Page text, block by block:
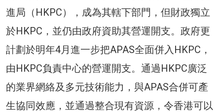
進局（HKPC），成為其轄下部門，但財政獨立
於HKPC，並仍由政府資助其營運開支。政府更
計劃於明年4月進一步把APAS全面併入HKPC，
由HKPC負責中心的營運開支。通過HKPC廣泛
的業界網絡及多元技術能力，與APAS合併可產
生協同效應，並通過整合現有資源，令香港可以